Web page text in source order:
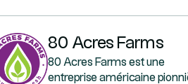
80 Acres Farms
80 Acres Farms est une
entreprise américaine